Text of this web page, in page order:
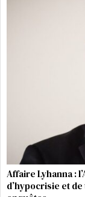
Affaire Lyhanna :
d’hypocrisie et